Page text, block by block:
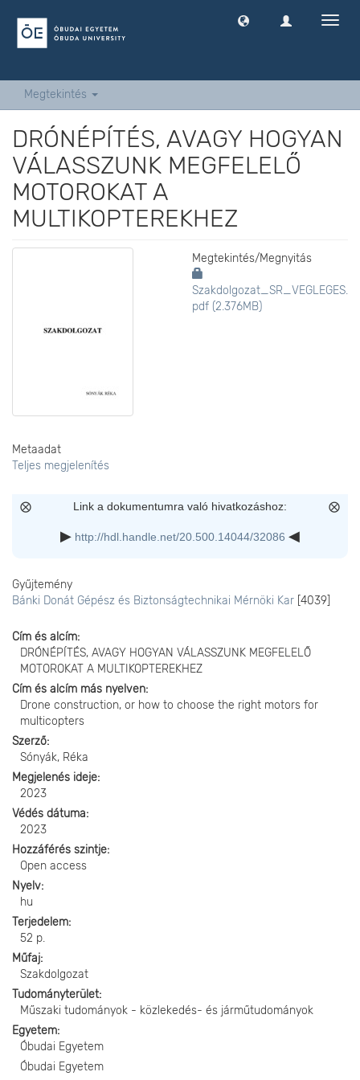
Megtekintés
DRÓNÉPÍTÉS, AVAGY HOGYAN
VÁLASSZUNK MEGFELELŐ
MOTOROKAT A
MULTIKOPTEREKHEZ
Megtekintés/Megnyitás
Szakdolgozat_SR_VEGLEGES.
pdf (2.376MB)
Metaadat
Teljes megjelenítés
Link a dokumentumra való hivatkozáshoz:
http://hdl.handle.net/20.500.14044/32086
Gyűjtemény
Bánki Donát Gépész és Biztonságtechnikai Mérnöki Kar [4039]
Cím és alcím
DRÓNÉPÍTÉS, AVAGY HOGYAN VÁLASSZUNK MEGFELELŐ
MOTOROKAT A MULTIKOPTEREKHEZ
Cím és alcím más nyelven
Drone construction, or how to choose the right motors for
multicopters
Szerző
Sónyák, Réka
Megjelenés ideje
2023
Védés dátuma
2023
Hozzáférés szintje
Open access
Nyelv
hu
Terjedelem
52 p.
Műfaj
Szakdolgozat
Tudományterület
Műszaki tudományok - közlekedés- és járműtudományok
Egyetem
Óbudai Egyetem
Óbudai Egyetem